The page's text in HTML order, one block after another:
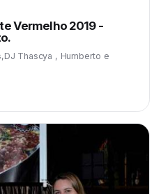
Vermelho 2019 -
Thascya , Humberto e